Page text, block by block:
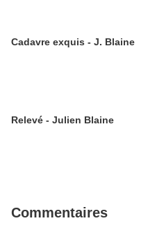
Cadavre exquis - J. Blaine
Relevé - Julien Blaine
Commentaires